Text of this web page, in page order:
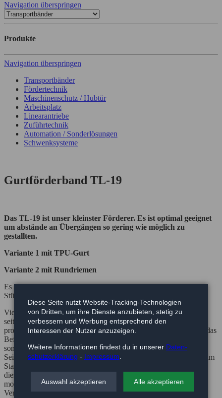
Navigation überspringen
Produkte
Navigation überspringen
Transportbänder
Fördertechnik
Maschinenschutz / Hubtür
Arbeitsplatz
Linearantriebe
Zuführtechnik
Automation / Sonderlösungen
Schwenksysteme
Gurtförderband TL-19
Das TL-19 ist unser kleinster Förderer. Es ist optimal geeignet
um abstände an Übergängen so gering wie möglich zu
gestallten.
Variante 1 mit TPU-Gurt
Variante 2 mit Rundriemen
Es ist für leichtere Flächenbelastung ausgelegt z.B. Schüttgut,
Stückgut lose, Karton und einer Gesamtlast bis 20Kg.
Vielfältige Variationsmöglichkeiten von Gurttypen. Beidseitig
seitlich verlaufende Systemnuten (Nutbreite 8mm) erlauben die
problemlose Integration in vorhandene Maschinengestelle sowie das
Befestigen von Ständern, Seitenführungen, Initiatoren oder
sonstigem Zubehör. Neben einer großen Auswahl an
Seitenführungen und Ständern stehen auch elektrisches Zubehör im
Standardbereich zur Verfügung. Ein weiteres Qualitätsmerkmal
dieses Fördersytems ist das unter der Lauffläche des Gurtes
montierte Edelstahlblech, welches eine dauerhafte
Verschleißfestigkeit gewährleistet.
Diese Seite nutzt Website-Tracking-Technologien
von Dritten, um ihre Dienste anzubieten, stetig zu
verbessern und Werbung entsprechend den
Interessen der Nutzer anzuzeigen.
Weitere Informationen findest du in unserer Daten­
schutz­erklärung - Impressum
Auswahl akzeptieren Alle akzeptieren